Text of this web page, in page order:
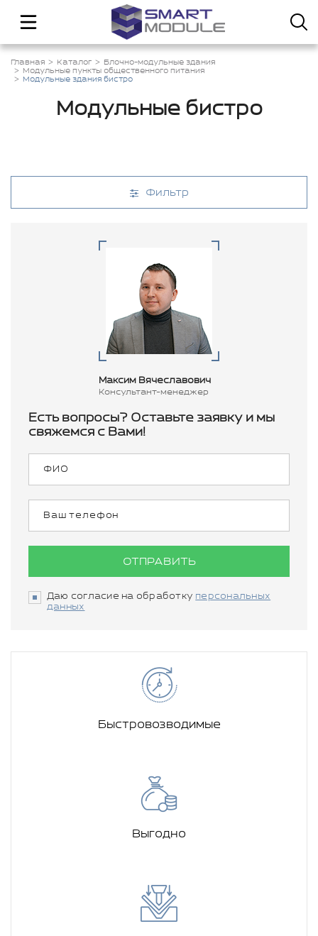
Главная Каталог
Блочно-модульные здания
Модульные пункты общественного питания
Модульные здания бистро
Модульные бистро
Фильтр
Максим Вячеславович
Консультант-менеджер
Есть вопросы? Оставьте заявку и мы
свяжемся с Вами!
ОТПРАВИТЬ
Даю согласие на обработку персональных
данных
Быстровозводимые
Выгодно